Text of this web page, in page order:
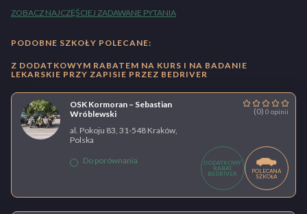
ZOBACZ NAJCZĘŚCIEJ ZADAWANE PYTANIA
PODOBNE SZKOŁY POLECANE:
Z DODATKOWYM RABATEM NA KURS I NA BADANIE
LEKARSKIE PRZY ZAPISIE PRZEZ BEDRIVER
OSK Kormoran – Sebastian
Wróblewski
(0) 0 opinii
al. Pokoju 83, 31-548 Kraków,
Polska
Do porównania
DODATKOWY
RABAT
BEDRIVER
POLECANA
SZKOŁA